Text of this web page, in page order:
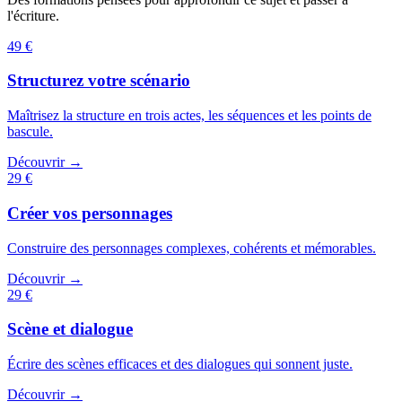
l'écriture.
49 €
Structurez votre scénario
Maîtrisez la structure en trois actes, les séquences et les points de
bascule.
Découvrir →
29 €
Créer vos personnages
Construire des personnages complexes, cohérents et mémorables.
Découvrir →
29 €
Scène et dialogue
Écrire des scènes efficaces et des dialogues qui sonnent juste.
Découvrir →